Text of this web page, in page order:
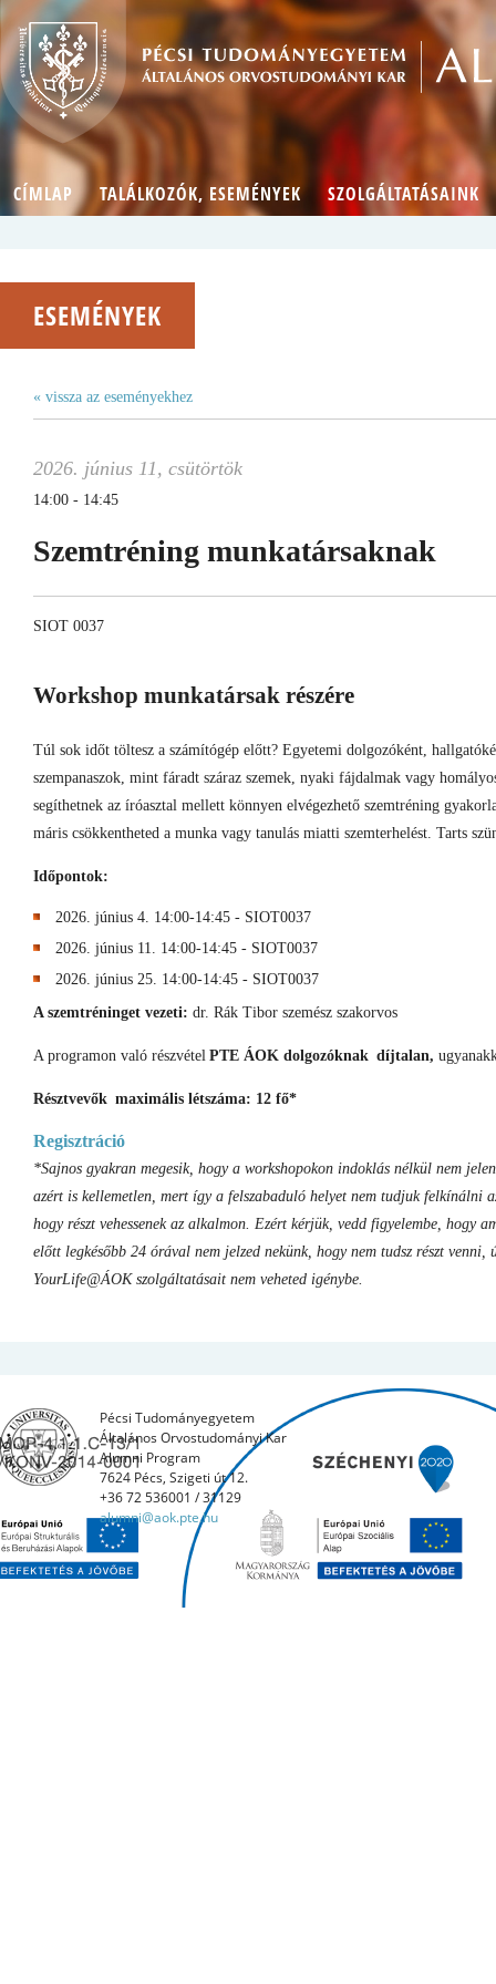
CÍMLAP TALÁLKOZÓK, ESEMÉNYEK SZOLGÁLTATÁSAINK
ESEMÉNYEK
« vissza az eseményekhez
2026. június 11, csütörtök
14:00 - 14:45
Szemtréning munkatársaknak
SIOT 0037
Workshop munkatársak részére
Túl sok időt töltesz a számítógép előtt? Egyetemi dolgozóként,
szempanaszok, mint fáradt száraz szemek, nyaki fájdalmak vagy
segíthetnek az íróasztal mellett könnyen elvégezhető szemtréning
máris csökkentheted a munka vagy tanulás miatti szemterhelést. Tarts
Időpontok:
2026. június 4. 14:00-14:45 - SIOT0037
2026. június 11. 14:00-14:45 - SIOT0037
2026. június 25. 14:00-14:45 - SIOT0037
A szemtréninget vezeti: dr. Rák Tibor szemész szakorvos
A programon való részvétel PTE ÁOK dolgozóknak díjtalan,
Résztvevők maximális létszáma: 12 fő*
Regisztráció
*Sajnos gyakran megesik, hogy a workshopokon indoklás nélkül nem
azért is kellemetlen, mert így a felszabaduló helyet nem tudjuk felkínálni
hogy részt vehessenek az alkalmon. Ezért kérjük, vedd figyelembe, hogy
előtt legkésőbb 24 órával nem jelzed nekünk, hogy nem tudsz részt venni,
YourLife@ÁOK szolgáltatásait nem veheted igénybe.
Pécsi Tudományegyetem
Általános Orvostudományi Kar
Alumni Program
7624 Pécs, Szigeti út 12.
+36 72 536001 / 31129
alumni@aok.pte.hu